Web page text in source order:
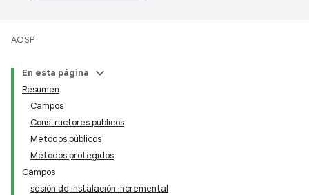
AOSP
En esta página
Resumen
Campos
Constructores públicos
Métodos públicos
Métodos protegidos
Campos
sesión de instalación incremental